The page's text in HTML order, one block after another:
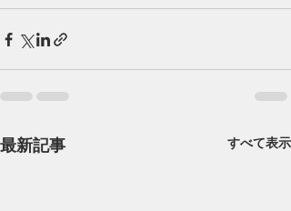
最新記事 すべて表示